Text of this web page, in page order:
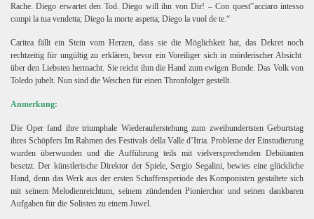
Rache. Diego erwartet den Tod.Diego will ihn von Dir! – Con quest'’acciaro intesso
compi la tua vendetta; Diego la morte aspetta; Diego la vuol de te.“
Caritea fällt ein Stein vom Herzen, dass sie die Möglichkeit hat, das Dekret noch
rechtzeitig für ungültig zu erklären, bevor ein Voreiliger sich in mörderischer Absicht
über den Liebsten hermacht. Sie reicht ihm die Hand zum ewigen Bunde. Das Volk von
Toledo jubelt. Nun sind die Weichen für einen Thronfolger gestellt.
Anmerkung:
Die Oper fand ihre triumphale Wiederauferstehung zum zweihundertsten Geburtstag
ihres Schöpfers Im Rahmen des Festivals della Valle d’Itria. Probleme der Einstudierung
wurden überwunden und die Aufführung teils mit vielversprechenden Debütanten
besetzt. Der künstlerische Direktor der Spiele, Sergio Segalini, bewies eine glückliche
Hand, denn das Werk aus der ersten Schaffensperiode des Komponisten gestaltete sich
mit seinem Melodienreichtum, seinem zündenden Pionierchor und seinen dankbaren
Aufgaben für die Solisten zu einem Juwel.